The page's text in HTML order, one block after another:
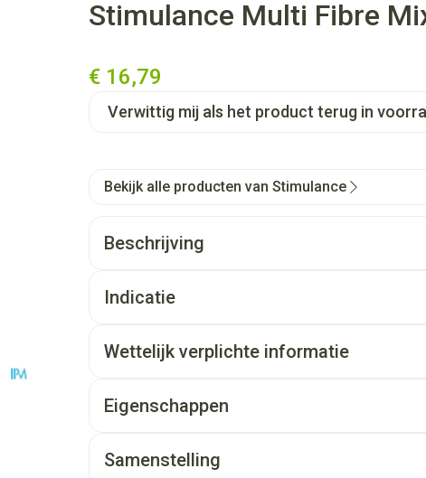
20x12,6g
Stimulance Multi Fibre
€ 16,79
Verwittig mij als het product terug in
Bekijk alle producten van Stimulance
Beschrijving
Indicatie
Wettelijk verplichte informatie
Eigenschappen
Samenstelling